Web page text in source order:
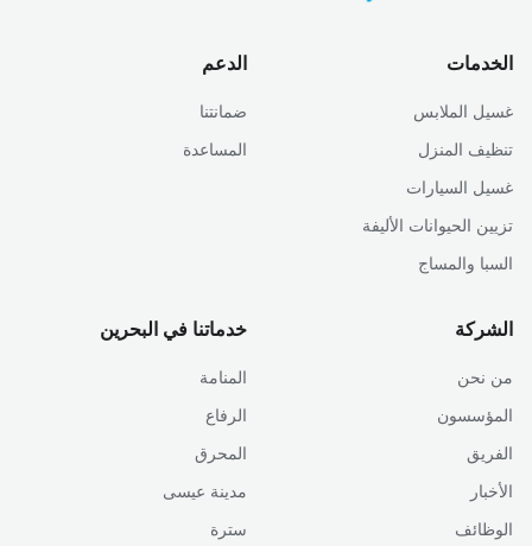
الخدمات
غسيل الملابس
تنظيف المنزل
غسيل السيارات
تزيين الحيوانات الأليفة
السبا والمساج
الدعم
ضمانتنا
المساعدة
الشركة
من نحن
المؤسسون
الفريق
الأخبار
الوظائف
خدماتنا في البحرين
المنامة
الرفاع
المحرق
مدينة عيسى
سترة